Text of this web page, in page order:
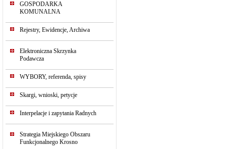
GOSPODARKA
KOMUNALNA
Rejestry, Ewidencje, Archiwa
Elektroniczna Skrzynka
Podawcza
WYBORY, referenda, spisy
Skargi, wnioski, petycje
Interpelacje i zapytania Radnych
Strategia Miejskiego Obszaru
Funkcjonalnego Krosno